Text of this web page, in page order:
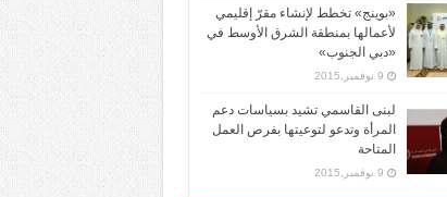
«بوينج» تخطط لإنشاء مقرّ إقليمي
لأعمالها بمنطقة الشرق الأوسط في
«دبي الجنوب»
9 نوفمبر,2015
لبنى القاسمي تشيد بسياسات دعم
المرأة وتدعو لتوعيتها بفرص العمل
المتاحة
9 نوفمبر,2015